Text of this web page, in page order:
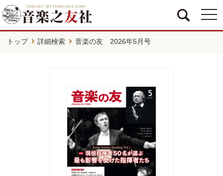
トップ 詳細検索 音楽の友 2026年5月号